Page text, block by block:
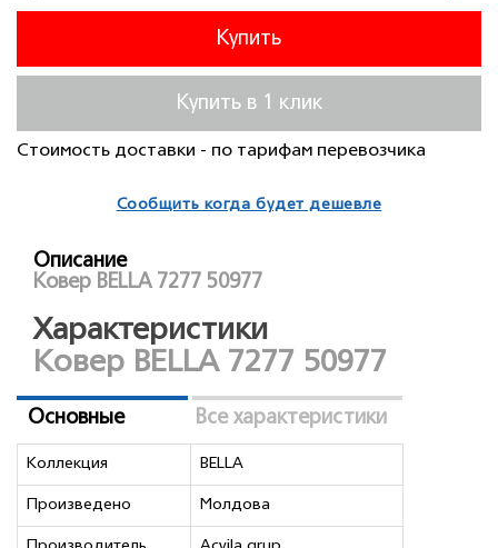
Купить
Купить в 1 клик
Стоимость доставки - по тарифам перевозчика
Сообщить когда будет дешевле
Описание
Ковер BELLA 7277 50977
Характеристики
Ковер BELLA 7277 50977
Основные Все характеристики
Коллекция BELLA
Произведено Молдова